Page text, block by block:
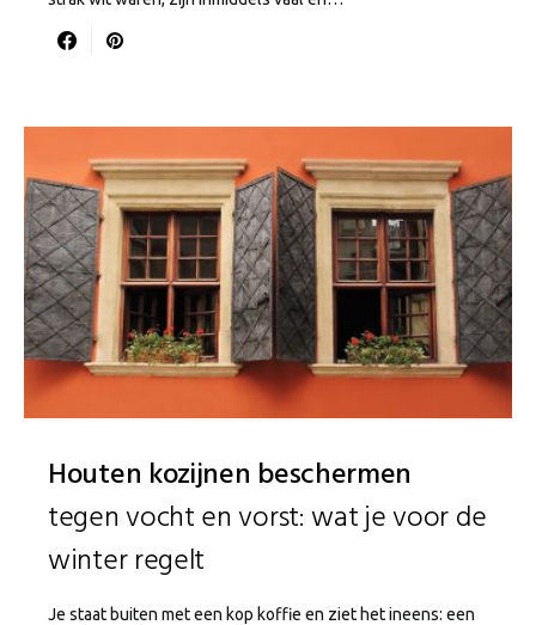
Houten kozijnen beschermen
tegen vocht en vorst: wat je voor de
winter regelt
Je staat buiten met een kop koffie en ziet het ineens: een